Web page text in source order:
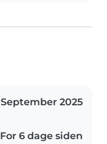
September 2025
For 6 dage siden